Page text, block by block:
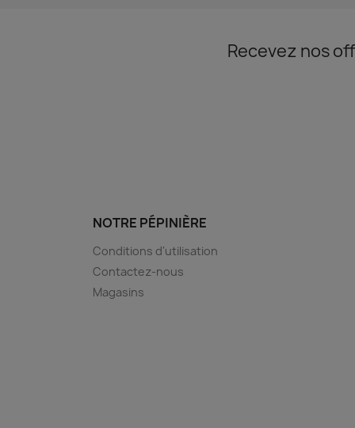
Recevez nos
NOTRE PÉPINIÈRE
Conditions d'utilisation
Contactez-nous
Magasins